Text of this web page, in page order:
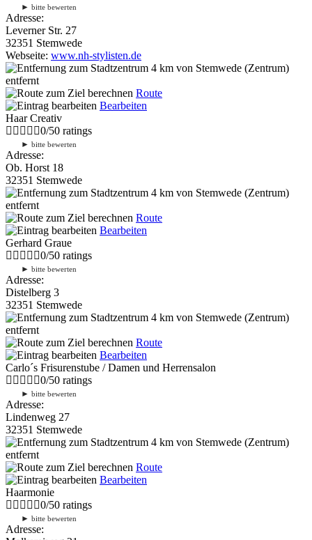
► bitte bewerten
Adresse:
Leverner Str. 27
32351 Stemwede
Webseite: www.nh-stylisten.de
4 km von Stemwede (Zentrum)
entfernt
Route
Bearbeiten
Haar Creativ
0/50 ratings
► bitte bewerten
Adresse:
Ob. Horst 18
32351 Stemwede
4 km von Stemwede (Zentrum)
entfernt
Route
Bearbeiten
Gerhard Graue
0/50 ratings
► bitte bewerten
Adresse:
Distelberg 3
32351 Stemwede
4 km von Stemwede (Zentrum)
entfernt
Route
Bearbeiten
Carlo´s Frisurenstube / Damen und Herrensalon
0/50 ratings
► bitte bewerten
Adresse:
Lindenweg 27
32351 Stemwede
4 km von Stemwede (Zentrum)
entfernt
Route
Bearbeiten
Haarmonie
0/50 ratings
► bitte bewerten
Adresse: